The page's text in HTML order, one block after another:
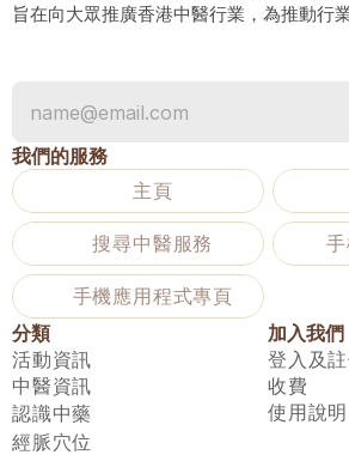
旨在向大眾推廣香港中醫行業，為推動行
我們的服務
主頁
搜尋中醫服務
手機應用程式專頁
分類
活動資訊
中醫資訊
認識中藥
經脈穴位
加入我們
登入及
收費
使用說明